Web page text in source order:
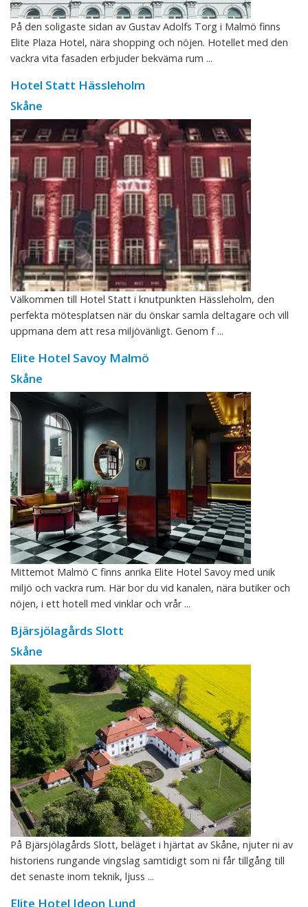
På den soligaste sidan av Gustav Adolfs Torg i Malmö finns
Elite Plaza Hotel, nära shopping och nöjen. Hotellet med den
vackra vita fasaden erbjuder bekväma rum ...
Hotel Statt Hässleholm
Skåne
Välkommen till Hotel Statt i knutpunkten Hässleholm, den
perfekta mötesplatsen när du önskar samla deltagare och vill
uppmana dem att resa miljövänligt. Genom f ...
Elite Hotel Savoy Malmö
Skåne
Mittemot Malmö C finns anrika Elite Hotel Savoy med unik
miljö och vackra rum. Här bor du vid kanalen, nära butiker och
nöjen, i ett hotell med vinklar och vrår ...
Bjärsjölagårds Slott
Skåne
På Bjärsjölagårds Slott, beläget i hjärtat av Skåne, njuter ni av
historiens rungande vingslag samtidigt som ni får tillgång till
det senaste inom teknik, ljuss ...
Elite Hotel Ideon Lund